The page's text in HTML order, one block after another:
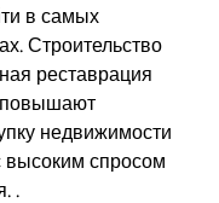
в самых
Строительство
реставрация
повышают
недвижимости
высоким спросом
.